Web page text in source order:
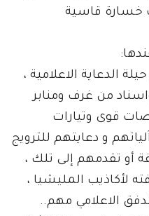
خسارة قاسية
الدعاية الاعلامية ،
من غرف ومنابر
قوى وتيارات
و دعايتهم للترويج
تقدمهم إلى تلك ،
لأكاذيب المليشيا ،
الاعلامي مهم..